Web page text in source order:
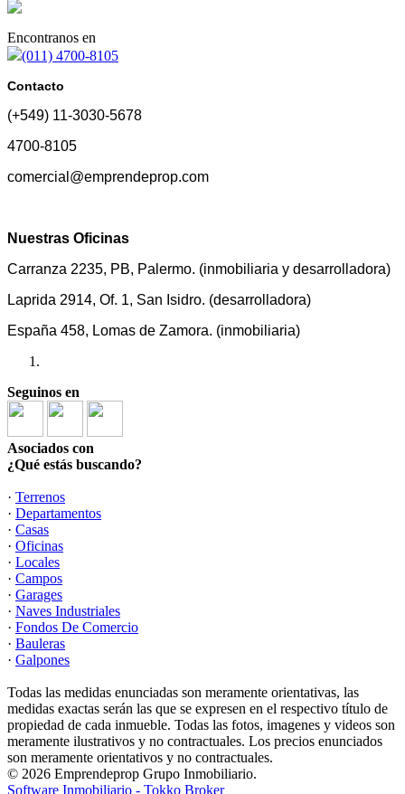
Encontranos en
(011) 4700-8105
Contacto
(+549) 11-3030-5678
4700-8105
comercial@emprendeprop.com
Nuestras Oficinas
Carranza 2235, PB, Palermo. (inmobiliaria y desarrolladora)
Laprida 2914, Of. 1, San Isidro. (desarrolladora)
España 458, Lomas de Zamora. (inmobiliaria)
Seguinos en
Asociados con
¿Qué estás buscando?
· Terrenos
· Departamentos
· Casas
· Oficinas
· Locales
· Campos
· Garages
· Naves Industriales
· Fondos De Comercio
· Bauleras
· Galpones
Todas las medidas enunciadas son meramente orientativas, las
medidas exactas serán las que se expresen en el respectivo título de
propiedad de cada inmueble. Todas las fotos, imagenes y videos son
meramente ilustrativos y no contractuales. Los precios enunciados
son meramente orientativos y no contractuales.
© 2026 Emprendeprop Grupo Inmobiliario.
Software Inmobiliario - Tokko Broker